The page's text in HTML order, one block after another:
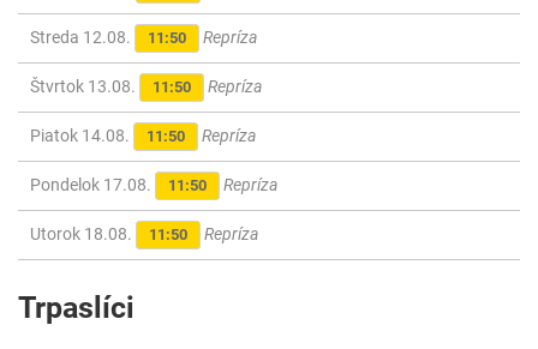
Streda 12.08. 11:50 Repríza
Štvrtok 13.08. 11:50 Repríza
Piatok 14.08. 11:50 Repríza
Pondelok 17.08. 11:50 Repríza
Utorok 18.08. 11:50 Repríza
Trpaslíci